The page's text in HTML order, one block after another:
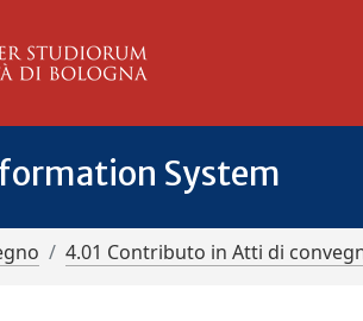
System
4.01 Contributo in Atti di